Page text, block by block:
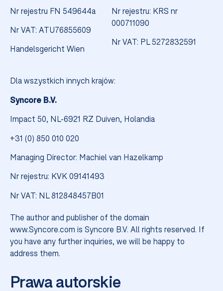
Nr rejestru FN 549644a
Nr VAT: ATU76855609
Handelsgericht Wien
Nr rejestru: KRS nr
000711090
Nr VAT: PL 5272832591
Dla wszystkich innych krajów:
Syncore B.V.
Impact 50, NL-6921 RZ Duiven, Holandia
+31 (0) 850 010 020
Managing Director: Machiel van Hazelkamp
Nr rejestru: KVK 09141493
Nr VAT: NL 812848457B01
The author and publisher of the domain
www.Syncore.com is Syncore B.V. All rights reserved. If
you have any further inquiries, we will be happy to
address them.
Prawa autorskie
Coś nowego się